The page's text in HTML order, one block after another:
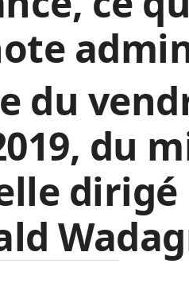
du
du
dirigé